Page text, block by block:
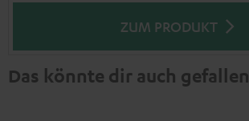
ZUM PRODUKT
Das könnte dir auch gefallen